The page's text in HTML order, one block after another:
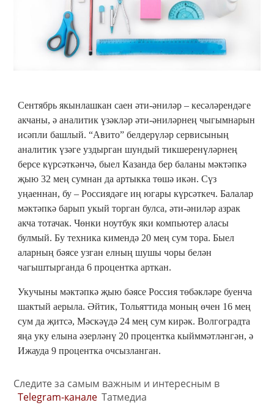
Сентябрь якынлашкан саен әти-әниләр – кесәләрендәге
акчаны, ә аналитик үзәкләр әти-әниләрнең чыгымнарын
исәпли башлый. “Авито” белдерүләр сервисының
аналитик үзәге уздырган шундый тикшеренүләрнең
берсе күрсәткәнчә, быел Казанда бер баланы мәктәпкә
җыю 32 мең сумнан да артыкка төшә икән. Сүз
уңаеннан, бу – Россиядәге иң югары күрсәткеч. Балалар
мәктәпкә барып укый торган булса, әти-әниләр азрак
акча тотачак. Чөнки ноутбук яки компьютер аласы
булмый. Бу техника кимендә 20 мең сум тора. Быел
аларның бәясе узган елның шушы чоры белән
чагыштырганда 6 процентка арткан.
Укучыны мәктәпкә җыю бәясе Россия төбәкләре буенча
шактый аерыла. Әйтик, Тольяттида моның өчен 16 мең
сум да җитсә, Мәскәүдә 24 мең сум кирәк. Волгоградта
яңа уку елына әзерләнү 20 процентка кыйммәтләнгән, ә
Ижауда 9 процентка очсызланган.
Следите за самым важным и интересным в
Telegram-канале Татмедиа